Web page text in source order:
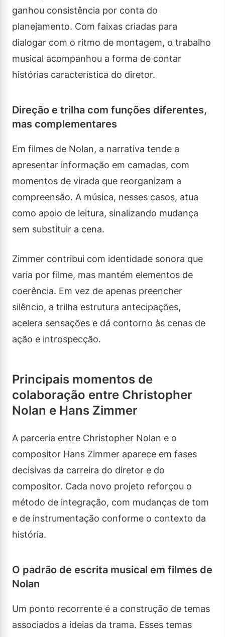
ganhou consistência por conta do
planejamento. Com faixas criadas para
dialogar com o ritmo de montagem, o trabalho
musical acompanhou a forma de contar
histórias característica do diretor.
Direção e trilha com funções diferentes,
mas complementares
Em filmes de Nolan, a narrativa tende a
apresentar informação em camadas, com
momentos de virada que reorganizam a
compreensão. A música, nesses casos, atua
como apoio de leitura, sinalizando mudança
sem substituir a cena.
Zimmer contribui com identidade sonora que
varia por filme, mas mantém elementos de
coerência. Em vez de apenas preencher
silêncio, a trilha estrutura antecipações,
acelera sensações e dá contorno às cenas de
ação e introspecção.
Principais momentos de
colaboração entre Christopher
Nolan e Hans Zimmer
A parceria entre Christopher Nolan e o
compositor Hans Zimmer aparece em fases
decisivas da carreira do diretor e do
compositor. Cada novo projeto reforçou o
método de integração, com mudanças de tom
e de instrumentação conforme o contexto da
história.
O padrão de escrita musical em filmes de
Nolan
Um ponto recorrente é a construção de temas
associados a ideias da trama. Esses temas